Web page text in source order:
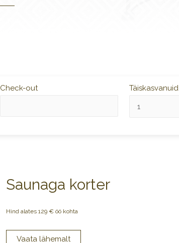
Check-out Täiskasvanuid
Saunaga korter
Hind alates 129 € öö kohta